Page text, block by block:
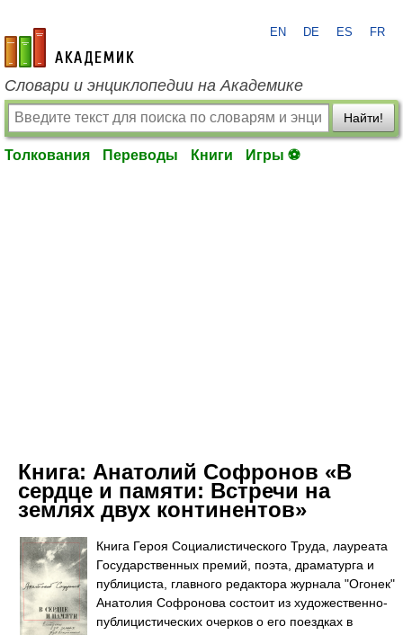
academic.ru
EN DE ES FR
Словари и энциклопедии на Академике
Найти!
Толкования Переводы Книги Игры ⚽
Книга: Анатолий Софронов «В
сердце и памяти: Встречи на
землях двух континентов»
Книга Героя Социалистического Труда, лауреата
Государственных премий, поэта, драматурга и
публициста, главного редактора журнала "Огонек"
Анатолия Софронова состоит из художественно-
публицистических очерков о его поездках в